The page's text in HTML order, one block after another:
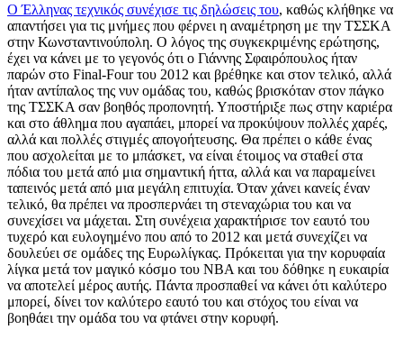
Ο Έλληνας τεχνικός συνέχισε τις δηλώσεις του, καθώς κλήθηκε να
απαντήσει για τις μνήμες που φέρνει η αναμέτρηση με την ΤΣΣΚΑ
στην Κωνσταντινούπολη. Ο λόγος της συγκεκριμένης ερώτησης,
έχει να κάνει με το γεγονός ότι ο Γιάννης Σφαιρόπουλος ήταν
παρών στο Final-Four του 2012 και βρέθηκε και στον τελικό, αλλά
ήταν αντίπαλος της νυν ομάδας του, καθώς βρισκόταν στον πάγκο
της ΤΣΣΚΑ σαν βοηθός προπονητή. Υποστήριξε πως στην καριέρα
και στο άθλημα που αγαπάει, μπορεί να προκύψουν πολλές χαρές,
αλλά και πολλές στιγμές απογοήτευσης. Θα πρέπει ο κάθε ένας
που ασχολείται με το μπάσκετ, να είναι έτοιμος να σταθεί στα
πόδια του μετά από μια σημαντική ήττα, αλλά και να παραμείνει
ταπεινός μετά από μια μεγάλη επιτυχία. Όταν χάνει κανείς έναν
τελικό, θα πρέπει να προσπερνάει τη στεναχώρια του και να
συνεχίσει να μάχεται. Στη συνέχεια χαρακτήρισε τον εαυτό του
τυχερό και ευλογημένο που από το 2012 και μετά συνεχίζει να
δουλεύει σε ομάδες της Ευρωλίγκας. Πρόκειται για την κορυφαία
λίγκα μετά τον μαγικό κόσμο του ΝΒΑ και του δόθηκε η ευκαιρία
να αποτελεί μέρος αυτής. Πάντα προσπαθεί να κάνει ότι καλύτερο
μπορεί, δίνει τον καλύτερο εαυτό του και στόχος του είναι να
βοηθάει την ομάδα του να φτάνει στην κορυφή.